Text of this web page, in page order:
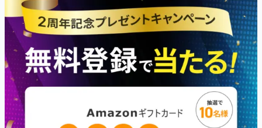
日本のモバイルゲーム史における主要なトピック・タイト
ルを網羅するほか、開発者へのインタビューや識者による
解説を掲載。約20年の歴史が一望できる決定版！
若ゲのいたり〜ゲームクリエイターの青春〜
『うつヌケ』『ペンと箸』等で知られるマンガ家・田中圭
一先生によるゲーム業界レポートマンガです。
ゲーム開発者・hamatsu氏がゲームの魅力を画面や操作の
具体的な形から解き明かしていく、硬派で骨太な評論連載
です。